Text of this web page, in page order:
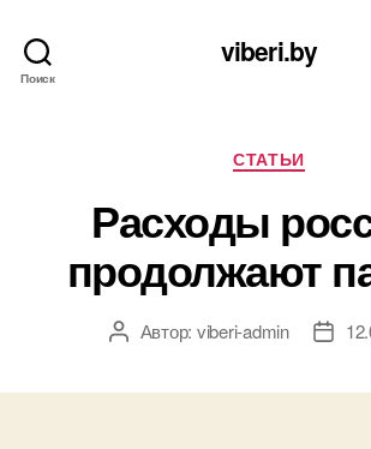
Поиск
viberi.by
Рубрики
СТАТЬИ
Расходы
продолжают
АвторАвтор: viberi-admin
Дата